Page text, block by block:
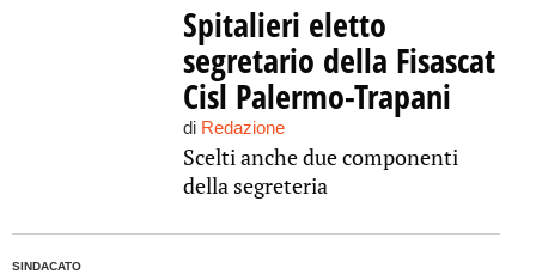
Spitalieri eletto
segretario della Fisascat
Cisl Palermo-Trapani
di Redazione
Scelti anche due componenti
della segreteria
SINDACATO